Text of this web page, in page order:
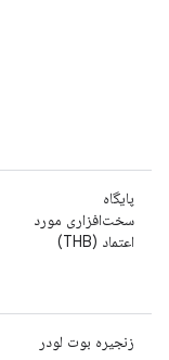
پایگاه
سخت‌افزاری مورد
اعتماد (THB)
زنجیره بوت لودر